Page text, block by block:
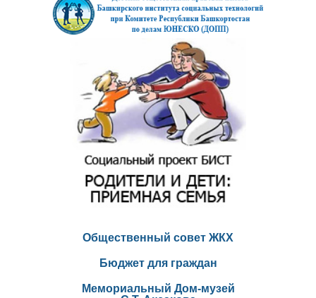
Общественный совет ЖКХ
Бюджет для граждан
Мемориальный Дом-музей